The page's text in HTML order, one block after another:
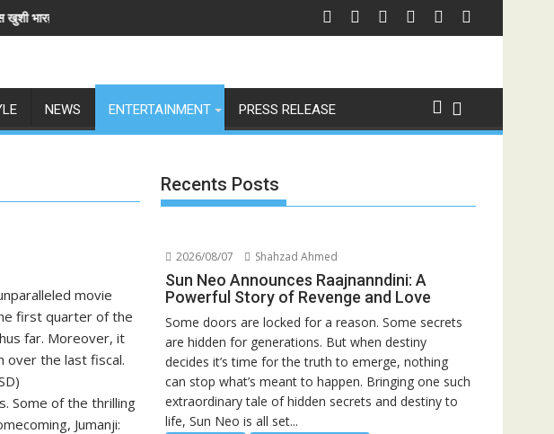
इंस्टाग्राम पोस्ट में बोलीं— "स्टूडेंट्स पहले, हमेशा"जियोस्टार का बड़ा ऐलान: इस फेस्टिव सीज़न एक साथ लॉन्च होंगे बिग बॉस के 6 संस्करण,
NEWS ENTERTAINMENT PRESS RELEASE
movie
first quarter of the
far. Moreover, it
over the last fiscal.
Some of the thrilling
Jumanji:
Recents Posts
2026/08/07 Shahzad Ahmed
Sun Neo Announces Raajnanndini: A
Powerful Story of Revenge and Love
Some doors are locked for a reason. Some secrets
are hidden for generations. But when destiny
decides it’s time for the truth to emerge, nothing
can stop what’s meant to happen. Bringing one such
extraordinary tale of hidden secrets and destiny to
life, Sun Neo is all set...